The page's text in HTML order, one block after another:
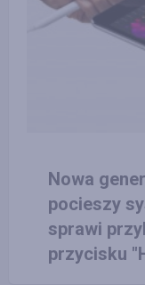
Nowa
pocieszy
sprawi
przycisku